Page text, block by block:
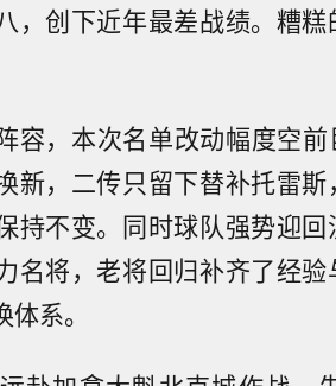
，创下近年最差战绩。糟
容，本次名单改动幅度空
新，二传只留下替补托雷斯
持不变。同时球队强势迎
名将，老将回归补齐了经
系。